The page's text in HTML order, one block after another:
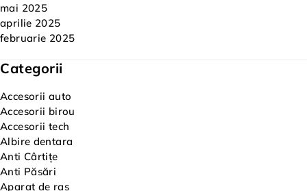
mai 2025
aprilie 2025
februarie 2025
Categorii
Accesorii auto
Accesorii birou
Accesorii tech
Albire dentara
Anti Cârtițe
Anti Păsări
Aparat de ras